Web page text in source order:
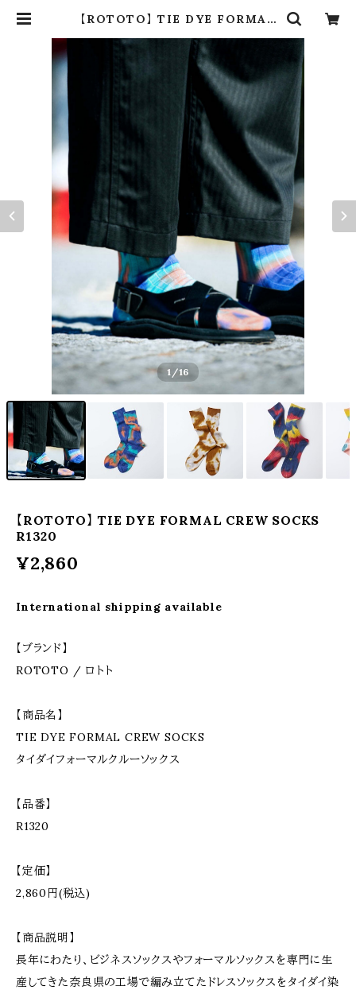
【ROTOTO】 TIE DYE FORMAL
1 /16
【ROTOTO】 TIE DYE FORMAL CREW SOCKS
R1320
¥2,860
International shipping available
【ブランド】
ROTOTO / ロトト
【商品名】
TIE DYE FORMAL CREW SOCKS
タイダイフォーマルクルーソックス
【品番】
R1320
【定価】
2,860円(税込)
【商品説明】
長年にわたり、ビジネスソックスやフォーマルソックスを専門に生
産してきた奈良県の工場で編み立てたドレスソックスをタイダイ染